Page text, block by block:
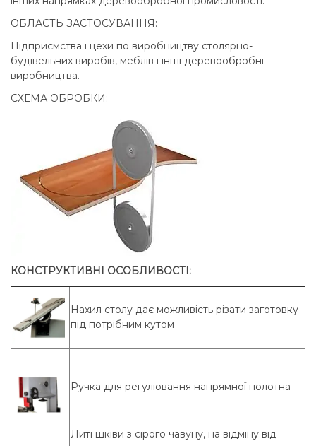
ОБЛАСТЬ ЗАСТОСУВАННЯ:
Підприємства і цехи по виробництву столярно-
будівельних виробів, меблів і інші деревообробні
виробництва.
СХЕМА ОБРОБКИ:
КОНСТРУКТИВНІ ОСОБЛИВОСТІ:
Нахил столу дає можливість різати заготовку
під потрібним кутом
Ручка для регулювання напрямної полотна
Литі шківи з сірого чавуну, на відміну від